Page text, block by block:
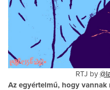
RTJ by
Az egyértelmű, hogy vannak